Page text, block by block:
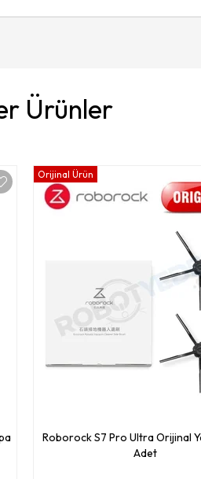
Ürünler
Roborock S7 Pro Ultra Orijinal
Adet
Orijinal Ürün